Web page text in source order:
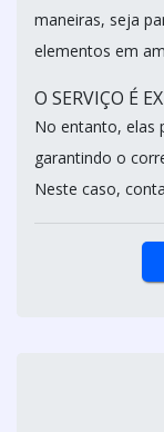
maneiras, seja
elementos em
O SERVIÇO É
No entanto, elas
garantindo o
Neste caso,